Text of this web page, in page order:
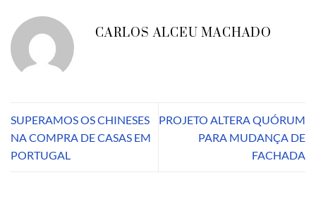
CARLOS ALCEU MACHADO
SUPERAMOS OS CHINESES
NA COMPRA DE CASAS EM
PORTUGAL
PROJETO ALTERA QUÓRUM
PARA MUDANÇA DE
FACHADA